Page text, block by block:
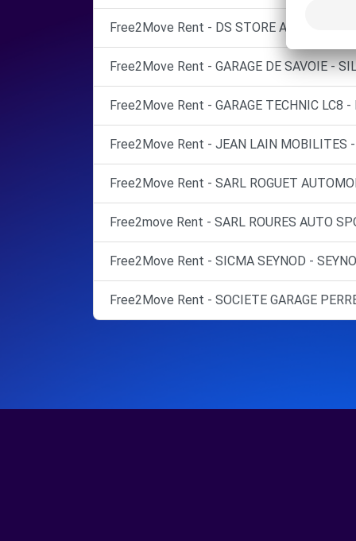
Free2Move Rent - DS STORE ANNECY -
Free2Move Rent - GARAGE DE SAVOIE -
Free2Move Rent - GARAGE TECHNIC LC8 -
Free2Move Rent - JEAN LAIN MOBILITES -
Free2Move Rent - SARL ROGUET
Free2move Rent - SARL ROURES AUTO
Free2Move Rent - SICMA SEYNOD -
Free2Move Rent - SOCIETE GARAGE